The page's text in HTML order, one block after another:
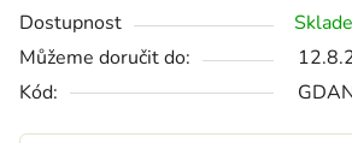
Dostupnost
Můžeme doručit do:
Kód: